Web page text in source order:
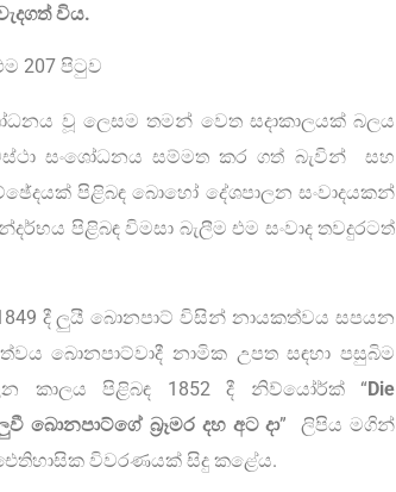
විය.
207 පිටුව
වූ ලෙසම තමන් වෙත සදාකාලයක් බලය
සංශෝධනය සම්මත කර ගත් බැවින් සහ
පිළිබඳ බොහෝ දේශපාලන සංවාදයකන්
පිළිබඳ විමසා බැලීම එම සංවාද තවදුරටත්
දී ලුයී බොනපාට් විසින් නායකත්වය සපයන
බොනපාට්වාදී නාමික උපත සඳහා පසුබිම
කාලය පිළිබඳ 1852 දී නිව්යෝර්ක් “Die
බොනපාට්ගේ බ්‍රෑමර දහ අට දා” ලිපිය මගින්
ඓතිහාසික විවරණයක් සිදු කළේය.